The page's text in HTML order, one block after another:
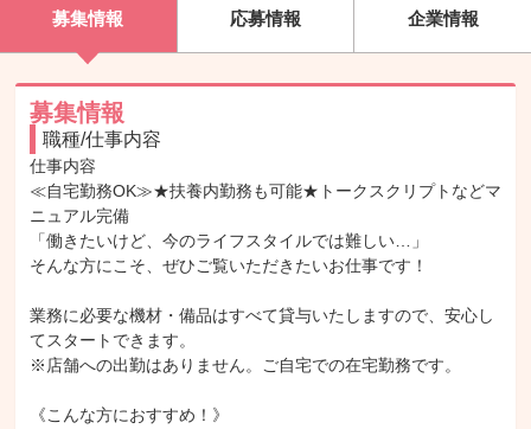
募集情報 応募情報 企業情報
募集情報
職種/仕事内容
仕事内容
≪自宅勤務OK≫★扶養内勤務も可能★トークスクリプトなどマ
ニュアル完備
「働きたいけど、今のライフスタイルでは難しい…」
そんな方にこそ、ぜひご覧いただきたいお仕事です！
業務に必要な機材・備品はすべて貸与いたしますので、安心し
てスタートできます。
※店舗への出勤はありません。ご自宅での在宅勤務です。
《こんな方におすすめ！》